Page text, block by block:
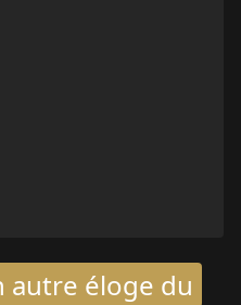
autre éloge du